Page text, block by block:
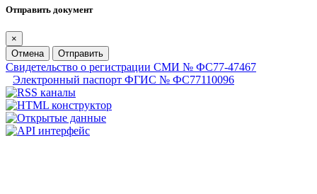
Отправить документ
×
Отмена
Отправить
Свидетельство о регистрации СМИ № ФС77-47467
Электронный паспорт ФГИС № ФС77110096